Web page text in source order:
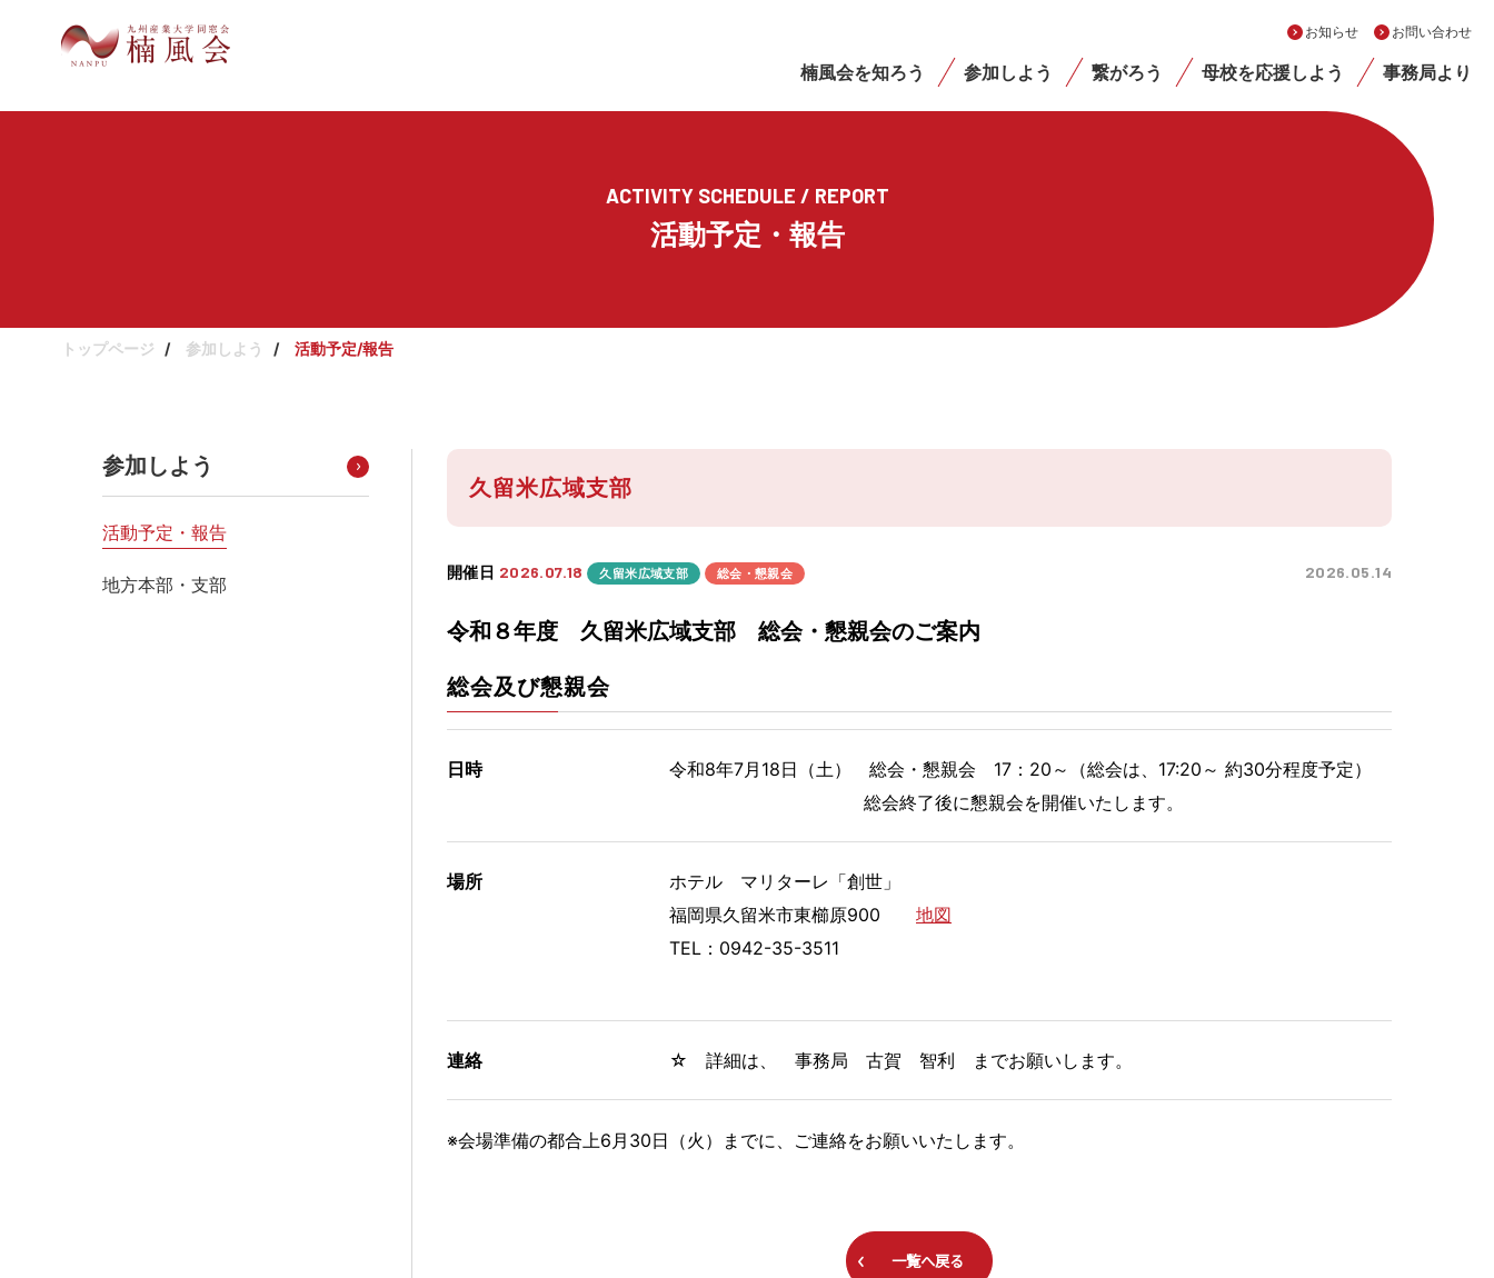
お知らせ お問い合わせ
楠風会を知ろう 参加しよう 繋がろう 母校を応援しよう 事務局より
ACTIVITY SCHEDULE / REPORT
活動予定・報告
トップページ 参加しよう 活動予定/報告
参加しよう
活動予定・報告
地方本部・支部
久留米広域支部
開催日 2026.07.18 久留米広域支部 総会・懇親会 2026.05.14
令和８年度 久留米広域支部 総会・懇親会のご案内
総会及び懇親会
日時
令和8年7月18日（土） 総会・懇親会 17：20～（総会は、17:20～ 約30分程度予定）
総会終了後に懇親会を開催いたします。
場所
ホテル マリターレ「創世」
福岡県久留米市東櫛原900 地図
TEL：0942-35-3511
連絡 ☆ 詳細は、 事務局 古賀 智利 までお願いします。
※会場準備の都合上6月30日（火）までに、ご連絡をお願いいたします。
一覧へ戻る